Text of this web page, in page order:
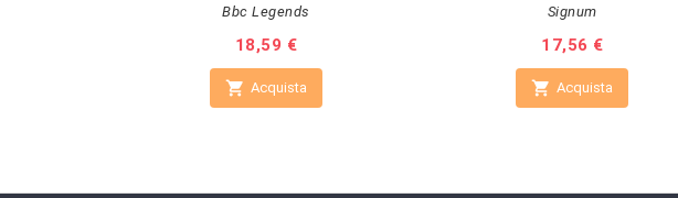
Bbc Legends
Prezzo
18,59 €
 Acquista
Signum
Prezzo
17,56 €
 Acquista